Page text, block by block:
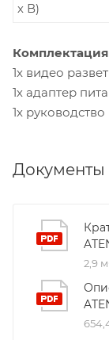
х В)
Комплектация
1x видео
1х адаптер
1x
Документы
2,9